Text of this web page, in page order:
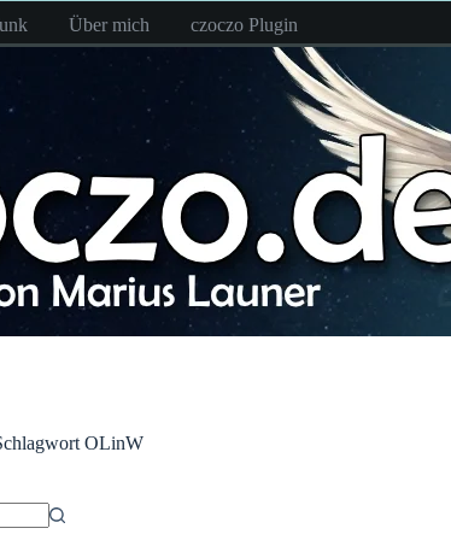
Über mich czoczo Plugin
OLinW